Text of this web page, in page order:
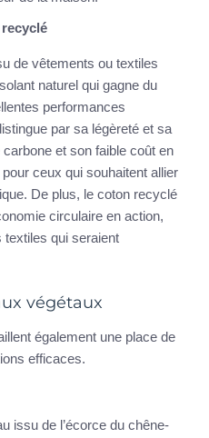
de vêtements ou textiles
naturel qui gagne du
performances
par sa légèreté et sa
et son faible coût en
ceux qui souhaitent allier
De plus, le coton recyclé
circulaire en action,
textiles qui seraient
végétaux
également une place de
efficaces.
issu de l’écorce du chêne-